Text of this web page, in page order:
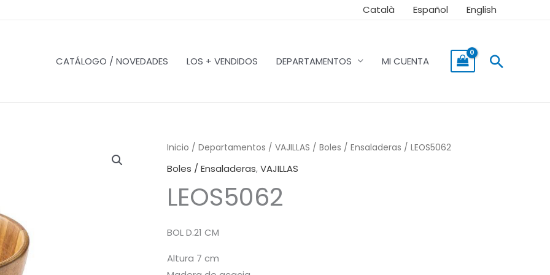
Català Español English
CATÁLOGO / NOVEDADES LOS + VENDIDOS DEPARTAMENTOS MI CUENTA Buscar
Inicio / Departamentos / VAJILLAS / Boles / Ensaladeras / LEOS5062
Boles / Ensaladeras,VAJILLAS
LEOS5062
BOL D.21 CM
Altura 7 cm